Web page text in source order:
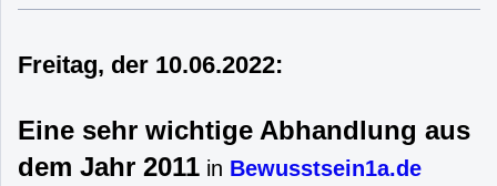
Freitag, der 10.06.2022:
Eine sehr wichtige Abhandlung aus
dem Jahr 2011 in Bewusstsein1a.de